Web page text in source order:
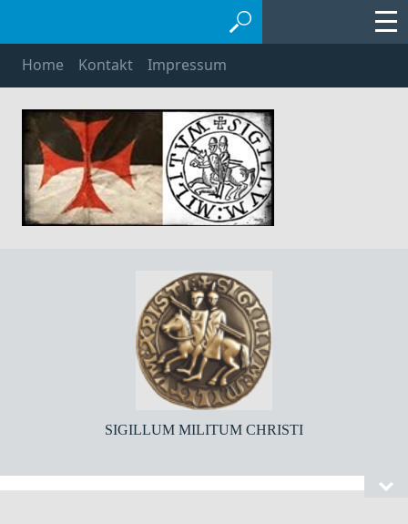
Home Kontakt Impressum
SIGILLUM MILITUM CHRISTI